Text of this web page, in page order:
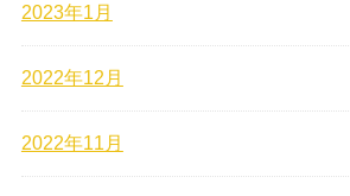
2023年1月
2022年12月
2022年11月